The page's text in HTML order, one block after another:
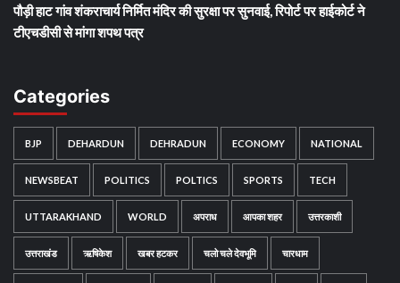
पौड़ी हाट गांव शंकराचार्य निर्मित मंदिर की सुरक्षा पर सुनवाई, रिपोर्ट पर हाईकोर्ट ने
टीएचडीसी से मांगा शपथ पत्र
Categories
BJP DEHARDUN DEHRADUN ECONOMY NATIONAL
NEWSBEAT POLITICS POLTICS SPORTS TECH
UTTARAKHAND WORLD अपराध आपका शहर उत्तरकाशी
उत्तराखंड ऋषिकेश खबर हटकर चलो चले देवभूमि चारधाम